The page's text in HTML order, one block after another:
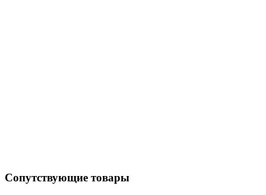
Сопутствующие товары